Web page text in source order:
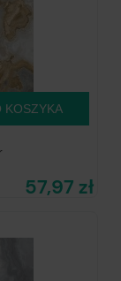
57,97 zł
KOSZYKA